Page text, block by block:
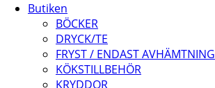
Butiken
BÖCKER
DRYCK/TE
FRYST / ENDAST AVHÄMTNING
KÖKSTILLBEHÖR
KRYDDOR